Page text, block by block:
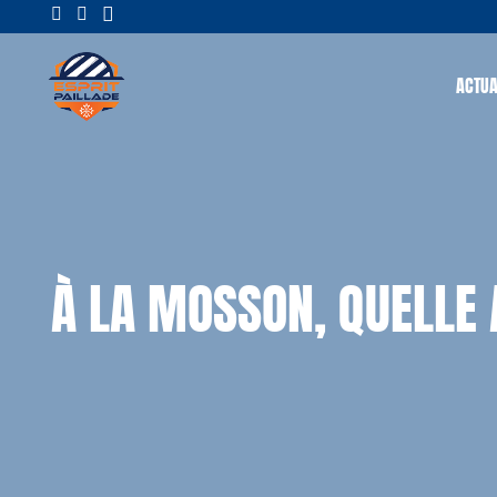
À LA MOSSON, QUELLE